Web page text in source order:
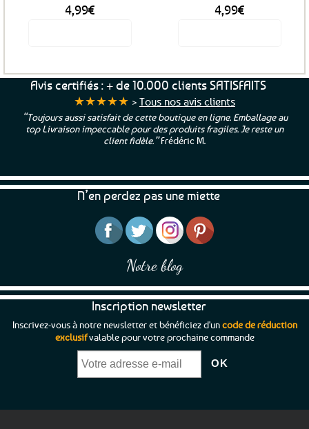
4,99€ 4,99€
Avis certifiés : + de 10.000 clients SATISFAITS
★★★★★ > Tous nos avis clients
“Toujours aussi satisfait de cette boutique en ligne. Emballage au
top Livraison impeccable pour des produits fragiles. Je reste un
client fidèle.”Frédéric M.
N’en perdez pas une miette
Notre blog
Inscription newsletter
Inscrivez-vous à notre newsletter et bénéficiez d'uncode de réduction
exclusifvalable pour votre prochaine commande